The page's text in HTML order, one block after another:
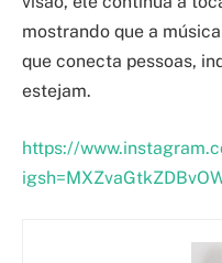
mostrando que a
que conecta pessoas,
estejam.
https://